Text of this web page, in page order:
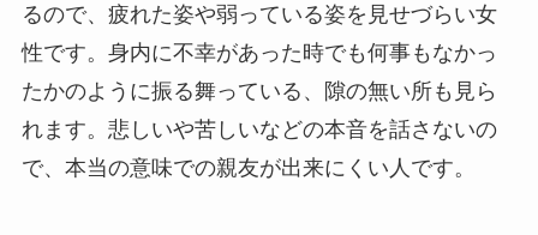
るので、疲れた姿や弱っている姿を見せづらい女
性です。身内に不幸があった時でも何事もなかっ
たかのように振る舞っている、隙の無い所も見ら
れます。悲しいや苦しいなどの本音を話さないの
で、本当の意味での親友が出来にくい人です。